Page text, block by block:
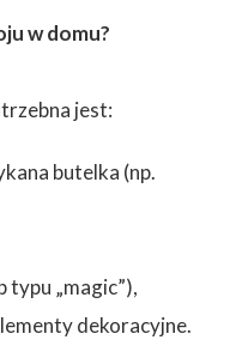
w domu?
jest:
butelka (np.
typu „magic”),
dekoracyjne.